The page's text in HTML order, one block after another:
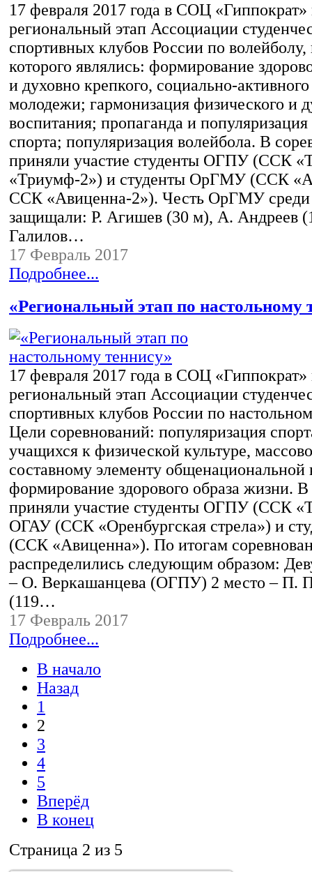
17 февраля 2017 года в СОЦ
региональный этап Ассоциации
спортивных клубов России по
которого являлись: формирование
и духовно крепкого, социально-
молодежи; гармонизация физического и
воспитания; пропаганда и популяризация
спорта; популяризация волейбола. В
приняли участие студенты ОГПУ (ССК
«Триумф-2») и студенты ОрГМУ (ССК
ССК «Авиценна-2»). Честь ОрГМУ
защищали: Р. Агишев (30 м), А. Андреев
Галилов…
17 Февраль 2017
Подробнее...
«Региональный этап по настольному
17 февраля 2017 года в СОЦ
региональный этап Ассоциации
спортивных клубов России по
Цели соревнований: популяризация
учащихся к физической культуре,
составному элементу общенациональной
формирование здорового образа жизни. В
приняли участие студенты ОГПУ (ССК
ОГАУ (ССК «Оренбургская стрела») и
(ССК «Авиценна»). По итогам
распределились следующим образом:
– О. Веркашанцева (ОГПУ) 2 место – П.
(119…
17 Февраль 2017
Подробнее...
В начало
Назад
1
2
3
4
5
Вперёд
В конец
Страница 2 из 5